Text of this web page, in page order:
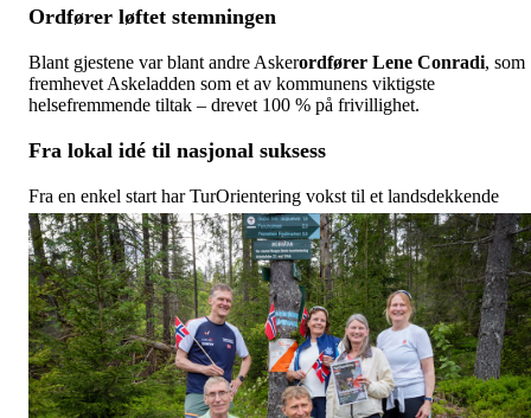
Ordfører løftet stemningen
Blant gjestene var blant andre Askerordfører Lene Conradi, som
fremhevet Askeladden som et av kommunens viktigste
helsefremmende tiltak – drevet 100 % på frivillighet.
Fra lokal idé til nasjonal suksess
Fra en enkel start har TurOrientering vokst til et landsdekkende